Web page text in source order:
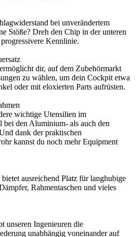
bei unverändertem
Stöße? Dreh den Chip in der unteren
Kennlinie.
dir, auf dem Zubehörmarkt
zu wählen, um dein Cockpit etwa
oder mit eloxierten Parts aufrüsten.
wichtige Utensilien im
bei den Aluminium- als auch den
dank der praktischen
kannst du noch mehr Equipment
ausreichend Platz für langhubige
Rahmentaschen und vieles
unseren Ingenieuren die
unabhängig voneinander auf